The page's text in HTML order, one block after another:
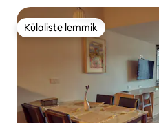
Külaliste lemmik
Külaliste lemmik